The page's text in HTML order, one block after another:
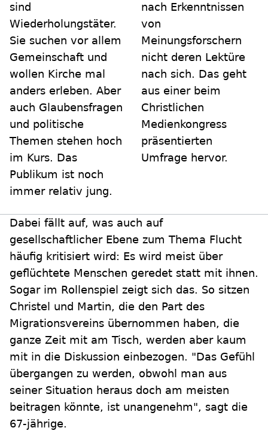
sind
Wiederholungstäter.
Sie suchen vor allem
Gemeinschaft und
wollen Kirche mal
anders erleben. Aber
auch Glaubensfragen
und politische
Themen stehen hoch
im Kurs. Das
Publikum ist noch
immer relativ jung.
nach Erkenntnissen
von
Meinungsforschern
nicht deren Lektüre
nach sich. Das geht
aus einer beim
Christlichen
Medienkongress
präsentierten
Umfrage hervor.
Dabei fällt auf, was auch auf
gesellschaftlicher Ebene zum Thema Flucht
häufig kritisiert wird: Es wird meist über
geflüchtete Menschen geredet statt mit ihnen.
Sogar im Rollenspiel zeigt sich das. So sitzen
Christel und Martin, die den Part des
Migrationsvereins übernommen haben, die
ganze Zeit mit am Tisch, werden aber kaum
mit in die Diskussion einbezogen. "Das Gefühl
übergangen zu werden, obwohl man aus
seiner Situation heraus doch am meisten
beitragen könnte, ist unangenehm", sagt die
67-jährige.